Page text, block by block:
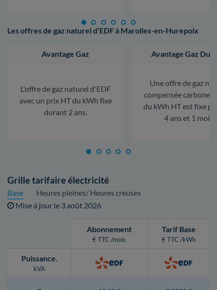
Les offres de gaz naturel d'EDF à Marolles-en-Hurepoix
Avantage Gaz
L'offre de gaz naturel d'EDF
avec un prix HT du kWh fixe
durant 2 ans.
Avantage Gaz
Une offre de gaz
compensée carbone.
du kWh HT est fixe
4 ans et 1 mois.
Grille tarifaire électricité
Base
Heures pleines/ Heures creuses
Mise à jour le 3 août 2026
Abonnement
€ TTC /mois
Tarif Base
€ TTC /kWh
Puissance.
kVA